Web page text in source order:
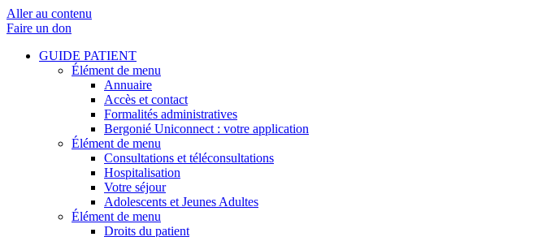
Aller au contenu
Faire un don
GUIDE PATIENT
Élément de menu
Annuaire
Accès et contact
Formalités administratives
Bergonié Uniconnect : votre application
Élément de menu
Consultations et téléconsultations
Hospitalisation
Votre séjour
Adolescents et Jeunes Adultes
Élément de menu
Droits du patient